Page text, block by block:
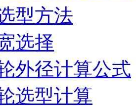
型方法
选择
外径计算公式
选型计算